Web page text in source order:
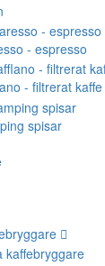
- espresso
- filtrerat kaffe
spisar